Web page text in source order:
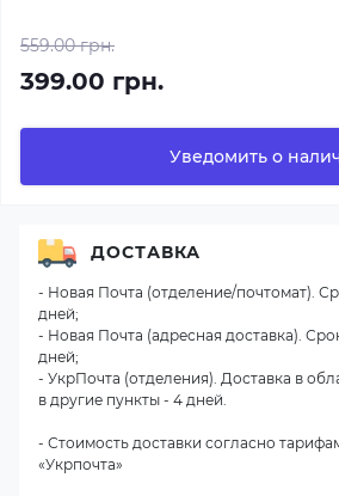
559.00 грн.
399.00 грн.
Уведомить о
ДОСТАВКА
- Новая Почта (отделение/почтомат).
дней;
- Новая Почта (адресная доставка).
дней;
- УкрПочта (отделения). Доставка в
в другие пункты - 4 дней.
- Стоимость доставки согласно
«Укрпочта»